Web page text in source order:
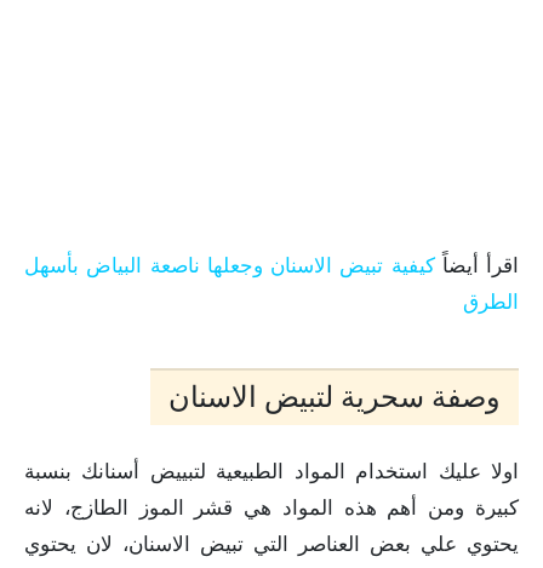
اقرأ أيضاًكيفية تبيض الاسنان وجعلها ناصعة البياض بأسهل
الطرق
وصفة سحرية لتبيض الاسنان
اولا عليك استخدام المواد الطبيعية لتبييض أسنانك بنسبة
كبيرة ومن أهم هذه المواد هي قشر الموز الطازج، لانه
يحتوي علي بعض العناصر التي تبيض الاسنان، لان يحتوي